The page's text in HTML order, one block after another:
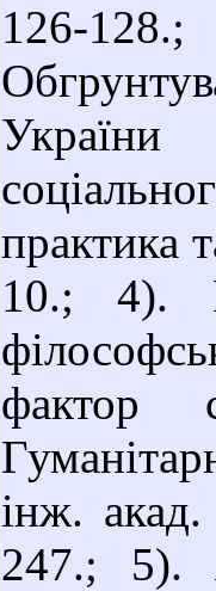
126-
практика
10.; 4).
фактор
інж.
247.; 5).